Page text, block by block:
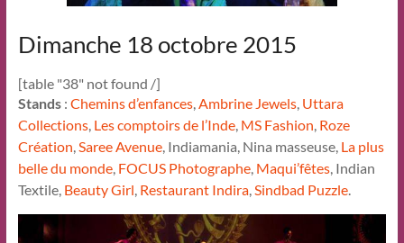
Dimanche 18 octobre 2015
[table "38" not found /]
Stands: Chemins d’enfances, Ambrine Jewels, Uttara
Collections, Les comptoirs de l’Inde, MS Fashion Roze
Création Saree Avenue, Indiamania, Nina masseuse, La plus
belle du monde, FOCUS Photographe, Maqui’fêtes, Indian
Textile, Beauty Girl Restaurant Indira, Sindbad Puzzle.